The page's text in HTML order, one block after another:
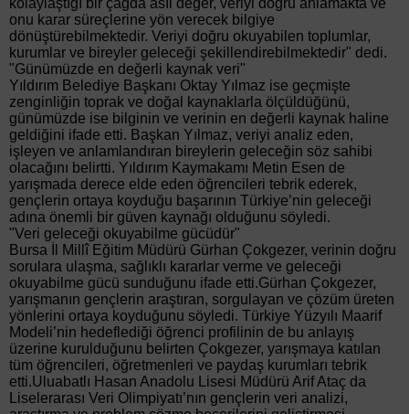
kolaylaştığı bir çağda asıl değer, veriyi doğru anlamakta ve
onu karar süreçlerine yön verecek bilgiye
dönüştürebilmektedir. Veriyi doğru okuyabilen toplumlar,
kurumlar ve bireyler geleceği şekillendirebilmektedir" dedi.
"Günümüzde en değerli kaynak veri"
Yıldırım Belediye Başkanı Oktay Yılmaz ise geçmişte
zenginliğin toprak ve doğal kaynaklarla ölçüldüğünü,
günümüzde ise bilginin ve verinin en değerli kaynak haline
geldiğini ifade etti. Başkan Yılmaz, veriyi analiz eden,
işleyen ve anlamlandıran bireylerin geleceğin söz sahibi
olacağını belirtti. Yıldırım Kaymakamı Metin Esen de
yarışmada derece elde eden öğrencileri tebrik ederek,
gençlerin ortaya koyduğu başarının Türkiye’nin geleceği
adına önemli bir güven kaynağı olduğunu söyledi.
"Veri geleceği okuyabilme gücüdür"
Bursa İl Millî Eğitim Müdürü Gürhan Çokgezer, verinin doğru
sorulara ulaşma, sağlıklı kararlar verme ve geleceği
okuyabilme gücü sunduğunu ifade etti.Gürhan Çokgezer,
yarışmanın gençlerin araştıran, sorgulayan ve çözüm üreten
yönlerini ortaya koyduğunu söyledi. Türkiye Yüzyılı Maarif
Modeli’nin hedeflediği öğrenci profilinin de bu anlayış
üzerine kurulduğunu belirten Çokgezer, yarışmaya katılan
tüm öğrencileri, öğretmenleri ve paydaş kurumları tebrik
etti.Uluabatlı Hasan Anadolu Lisesi Müdürü Arif Ataç da
Liselerarası Veri Olimpiyatı’nın gençlerin veri analizi,